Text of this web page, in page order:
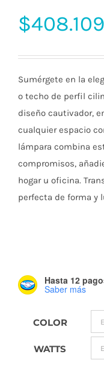
$408.109
Sumérgete en la
o techo de perfil
diseño cautivador,
cualquier espacio
lámpara combina
compromisos,
hogar u oficina.
perfecta de forma y
Hasta 12
Saber más
COLOR
WATTS